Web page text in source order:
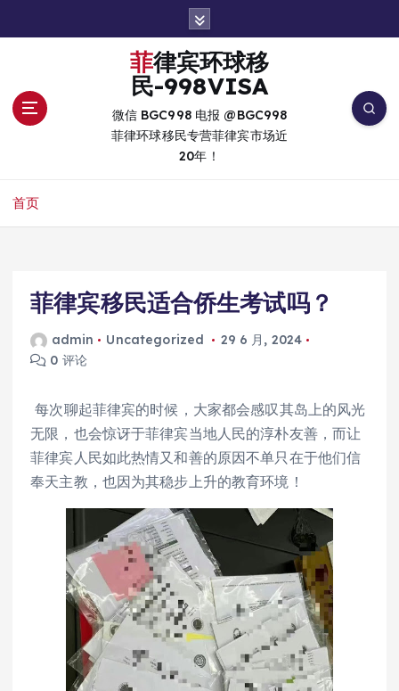
菲律宾环球移
民-998VISA
微信 BGC998 电报 @BGC998
菲律环球移民专营菲律宾市场近
20年！
首页
菲律宾移民适合侨生考试吗？
admin Uncategorized
29 6 月, 2024
0 评论
每次聊起菲律宾的时候，大家都会感叹其岛上的风光
无限，也会惊讶于菲律宾当地人民的淳朴友善，而让
菲律宾人民如此热情又和善的原因不单只在于他们信
奉天主教，也因为其稳步上升的教育环境！